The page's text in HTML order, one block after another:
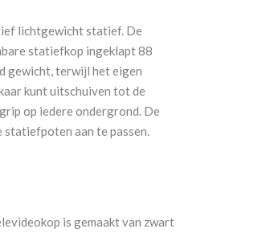
lichtgewicht statief. De
statiefkop ingeklapt 88
gewicht, terwijl het eigen
kunt uitschuiven tot de
op iedere ondergrond. De
aan te passen.
is gemaakt van zwart